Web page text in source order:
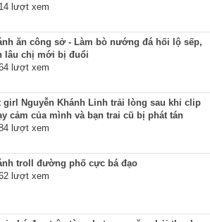
lượt xem
ăn công sở - Làm bò nướng đá hối lộ sếp,
lâu chị mới bị đuổi
lượt xem
girl Nguyễn Khánh Linh trải lòng sau khi clip
cảm của mình và bạn trai cũ bị phát tán
lượt xem
troll đường phố cực bá đạo
lượt xem